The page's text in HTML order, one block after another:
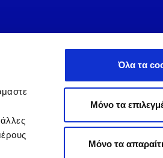
Όλα τα
Μόνο τα
Mόνο τα
Όροι και Προϋποθέσεις Αλλαγή
Toshiba και Viessmann